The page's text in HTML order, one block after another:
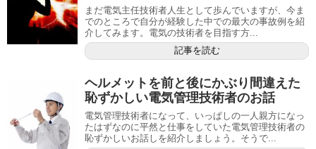
まだ電気主任技術者人生として歩んでいますが、今ま
でのところで自分が経験した中での最大の事故例を紹
介してみます。電気の技術者を目指す方...
記事を読む
ヘルメットを前と後にかぶり間違えた
恥ずかしい電気管理技術者のお話
電気管理技術者になって、いっぱしの一人親方になっ
たはずなのに平然と仕事をしていた電気管理技術者の
恥ずかしいお話しを紹介しましょう。そうで...